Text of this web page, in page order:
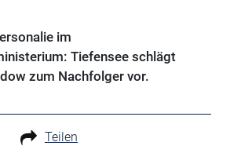
im
Tiefensee schlägt
zum Nachfolger vor.
Teilen